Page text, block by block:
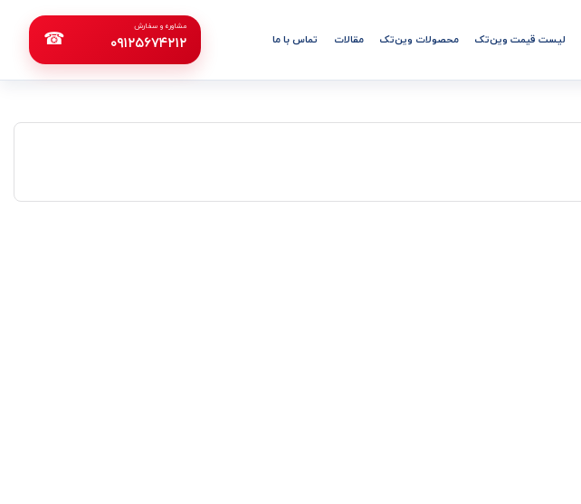
لیست قیمت وین‌تک محصولات وین‌تک مقالات تماس با ما
مشاوره و سفارش
۰۹۱۲۵۶۷۴۲۱۲ ☎